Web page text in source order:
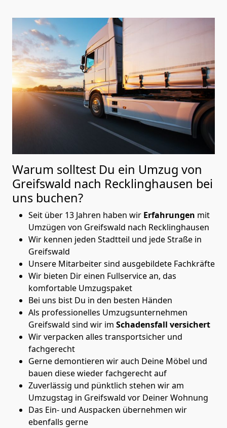
Warum solltest Du ein Umzug von
Greifswald nach Recklinghausen bei
uns buchen?
Seit über 13 Jahren haben wir Erfahrungen mit
Umzügen von Greifswald nach Recklinghausen
Wir kennen jeden Stadtteil und jede Straße in
Greifswald
Unsere Mitarbeiter sind ausgebildete Fachkräfte
Wir bieten Dir einen Fullservice an, das
komfortable Umzugspaket
Bei uns bist Du in den besten Händen
Als professionelles Umzugsunternehmen
Greifswald sind wir im Schadensfall versichert
Wir verpacken alles transportsicher und
fachgerecht
Gerne demontieren wir auch Deine Möbel und
bauen diese wieder fachgerecht auf
Zuverlässig und pünktlich stehen wir am
Umzugstag in Greifswald vor Deiner Wohnung
Das Ein- und Auspacken übernehmen wir
ebenfalls gerne